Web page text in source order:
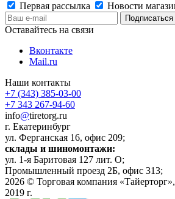
Первая рассылка
Новости
Оставайтесь на связи
Вконтакте
Mail.ru
Наши контакты
+7 (343) 385-03-00
+7 343 267-94-60
info@tiretorg.ru
г. Екатеринбург
ул. Ферганская 16, офис 209;
склады и шиномонтажи:
ул. 1-я Баритовая 127 лит. О;
Промышленный проезд 2Б, офис 313;
2026 © Торговая компания «Тайерторг»
2019 г.